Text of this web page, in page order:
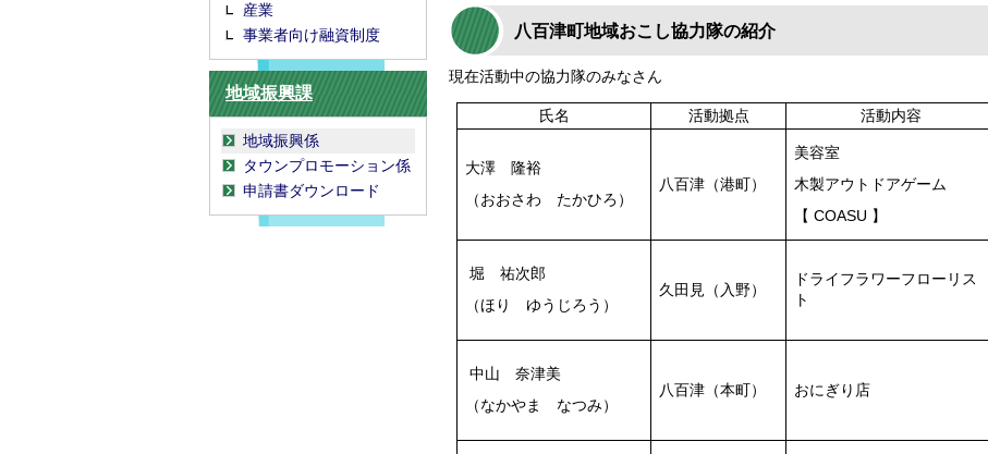
産業
事業者向け融資制度
地域振興課
地域振興係
タウンプロモーション係
申請書ダウンロード
八百津町地域おこし協力隊の紹介
現在活動中の協力隊のみなさん
氏名 活動拠点 活動内容
大澤 隆裕
（おおさわ たかひろ）
八百津（港町）
美容室
木製アウトドアゲーム
【 COASU 】
堀 祐次郎
（ほり ゆうじろう）
久田見（入野）
ドライフラワーフローリス
ト
中山 奈津美
（なかやま なつみ）
八百津（本町） おにぎり店